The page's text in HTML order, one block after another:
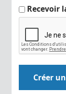
Recevoir